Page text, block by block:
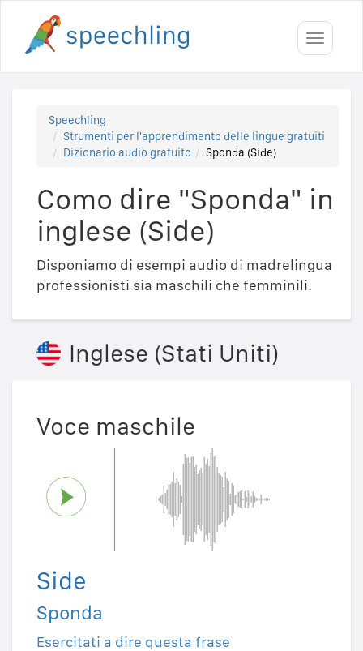
Toggle
Speechling
Strumenti per l'apprendimento delle lingue gratuiti
Dizionario audio gratuito
Sponda (Side)
Como dire "Sponda" in
inglese (Side)
Disponiamo di esempi audio di madrelingua
professionisti sia maschili che femminili.
Inglese (Stati Uniti)
Voce maschile
Side
Sponda
Esercitati a dire questa frase